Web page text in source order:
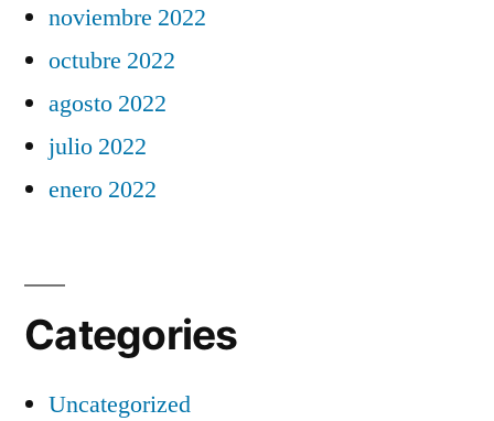
noviembre 2022
octubre 2022
agosto 2022
julio 2022
enero 2022
Categories
Uncategorized